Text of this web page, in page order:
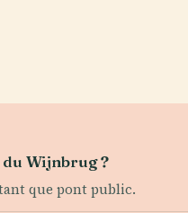
Wijnbrug ?
que pont public.